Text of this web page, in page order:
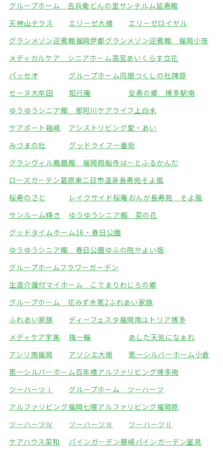
グループホーム 吉兵衛どんの里 サンテルム延寿館
天神山テラス
エリーゼ大橋
エリーゼロイヤル
グランメゾン迎賓館福岡伊都グランメゾン迎賓館 福岡小笹
メディカルケア シニアホーム高宮あいくらす立花
パッセオ
グループホーム同朋つくしの杜陣原
セーヌ大牟田
知行庵
安寿の郷 博多駅南
ゆうゆうシニア館 那珂川 ケアライフ上白水
ケアポート箱崎
アシストリビング愛・あい
みづまの杜
グッドライフ一番街
グランヴィル鳳凰館 福岡周船寺はーとふるかんだ
ローズガーデン葛原東二日市温泉長寿苑そよ風
桜寿のさと
レイクサイド桜庵 おんが長寿苑 そよ風
サンルーム輝き
ゆうゆうシニア館 菜の花
グッドタイムホーム16・春日公園
ゆうゆうシニア館 春日公園 ゆふの院やよい坂
グループホームフラワーガーデン
生涯介護付マイホーム こでまり わじろの郷
グループホーム 花みず木第2ふれあい家族
ふれあい家族
ディーフェスタ福岡南ユトリア博多
メディケア宇美
梅一輪
あした天気になぁれ
アンリ南福岡
アソシエ大樹
第一シルバーホーム小倉
第一シルバーホーム百年橋アルファリビング博多南
ツーハーツⅠ
グループホーム ツーハーツ
アルファリビング福岡七隈アルファリビング福岡原
ツーハーツⅣ
ツーハーツⅢ
ツーハーツⅡ
ケアハウス菜和
パインガーデン藤崎パインガーデン室見